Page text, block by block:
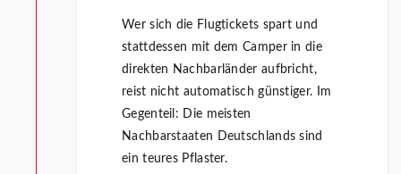
Wer sich die Flugtickets spart und
stattdessen mit dem Camper in die
direkten Nachbarländer aufbricht,
reist nicht automatisch günstiger. Im
Gegenteil: Die meisten
Nachbarstaaten Deutschlands sind
ein teures Pflaster.